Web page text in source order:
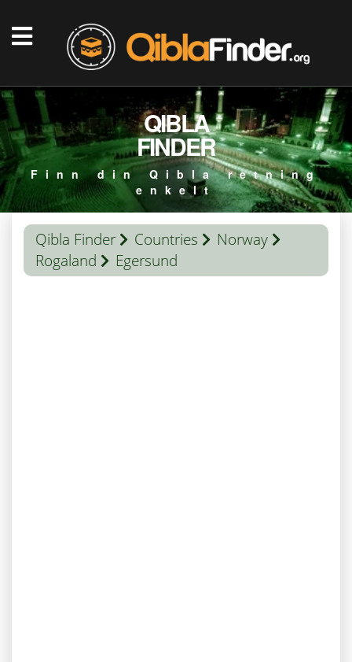
QIBLA
FINDER
Finn din Qibla retning
enkelt
Qibla Finder Countries
Norway
Rogaland
Egersund